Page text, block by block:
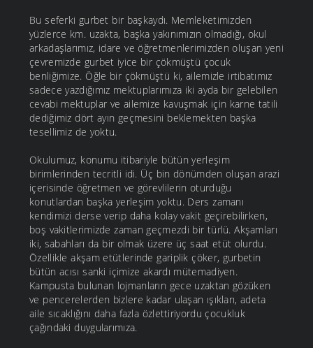
Bu seferki gurbet bir başkaydı. Memleketimizden
yüzlerce km. uzakta, başka yakınımızın olmadığı, okul
arkadaşlarımız, idare ve öğretmenlerimizden oluşan yeni
çevremizde gurbet iyice bir çökmüştü çocuk
benliğimize. Öğle bir çökmüştü ki, ailemizle irtibatımız
sadece yazdığımız mektuplarımıza iki ayda bir gelebilen
cevabi mektuplar ve ailemize kavuşmak için karne tatili
dediğimiz dört ayın geçmesini beklemekten başka
tesellimiz de yoktu.
Okulumuz, konumu itibariyle bütün yerleşim
birimlerinden tecritli idi. Üç bin dönümden oluşan arazi
içerisinde öğretmen ve görevlilerin oturduğu
konutlardan başka yerleşim yoktu. Ders zamanı
kendimizi derse verip daha kolay vakit geçirebilirken,
boş vakitlerimizde zaman geçmezdi bir türlü. Akşamları
iki, sabahları da bir olmak üzere üç saat etüt olurdu.
Özellikle akşam etütlerinde gariplik çöker, gurbetin
bütün acısı sanki içimize akardı mütemadiyen.
Kampusta bulunan lojmanların gece uzaktan gözüken
ve pencerelerden bizlere kadar ulaşan ışıkları, adeta
aile sıcaklığını daha fazla özlettiriyordu çocukluk
çağındaki duygularımıza.